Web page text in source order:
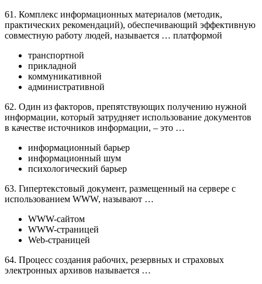
61. Комплекс информационных материалов (методик,
практических рекомендаций), обеспечивающий эффективную
совместную работу людей, называется … платформой
транспортной
прикладной
коммуникативной
административной
62. Один из факторов, препятствующих получению нужной
информации, который затрудняет использование документов
в качестве источников информации, – это …
информационный барьер
информационный шум
психологический барьер
63. Гипертекстовый документ, размещенный на сервере с
использованием WWW, называют …
WWW-сайтом
WWW-страницей
Web-страницей
64. Процесс создания рабочих, резервных и страховых
электронных архивов называется …